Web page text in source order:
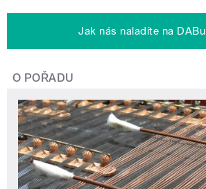
Jak nás naladíte na DABu
O POŘADU